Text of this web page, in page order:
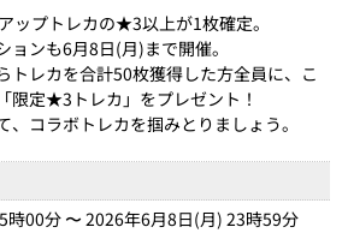
ップトレカの★3以上が1枚確定。
ョンも6月8日(月)まで開催。
トレカを合計50枚獲得した方全員に、こ
限定★3トレカ」をプレゼント！
、コラボトレカを掴みとりましょう。
00分 〜 2026年6月8日(月) 23時59分